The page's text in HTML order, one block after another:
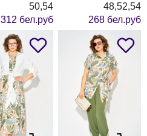
50,54
312 бел.руб
48,52,54
268 бел.руб